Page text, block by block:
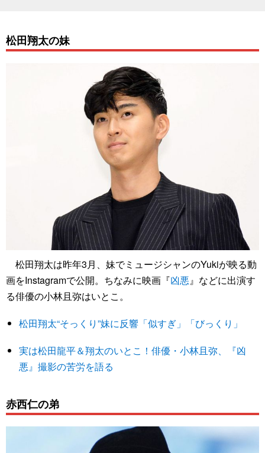
松田翔太の妹
松田翔太は昨年3月、妹でミュージシャンのYukiが映る動
画をInstagramで公開。ちなみに映画『凶悪』などに出演す
る俳優の小林且弥はいとこ。
松田翔太“そっくり”妹に反響「似すぎ」「びっくり」
実は松田龍平＆翔太のいとこ！俳優・小林且弥、『凶
悪』撮影の苦労を語る
赤西仁の弟